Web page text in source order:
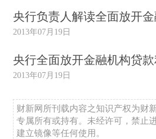
央行负责人解读全面放开
2013年07月19日
央行全面放开金融机构贷
2013年07月19日
财新网所刊载内容之知识产权为财
专属所有或持有。未经许可，禁止
建立镜像等任何使用。